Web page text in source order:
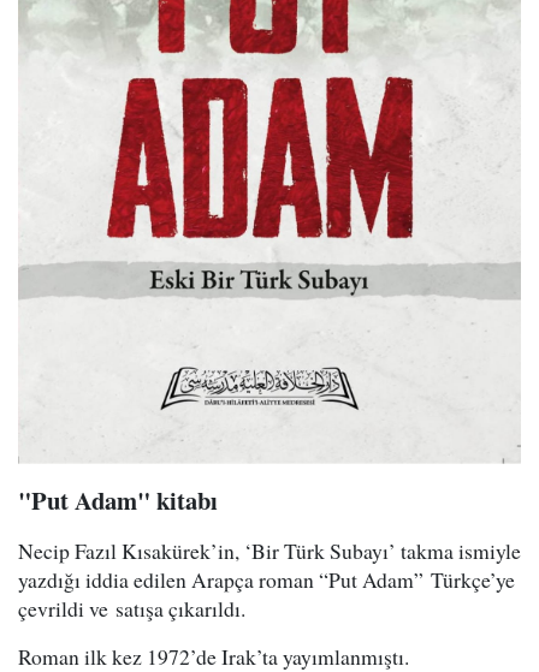
"Put Adam" kitabı
Necip Fazıl Kısakürek’in, ‘Bir Türk Subayı’ takma ismiyle
yazdığı iddia edilen Arapça roman “Put Adam” Türkçe’ye
çevrildi ve satışa çıkarıldı.
Roman ilk kez 1972’de Irak’ta yayımlanmıştı.